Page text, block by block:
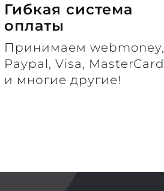
Гибкая система
оплаты
Принимаем webmoney,
Paypal, Visa, MasterCard
и многие другие!